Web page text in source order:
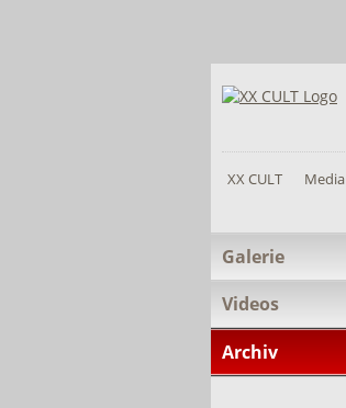
XX CULT Media
Navigation
überspringen
Galerie
Videos
Archiv